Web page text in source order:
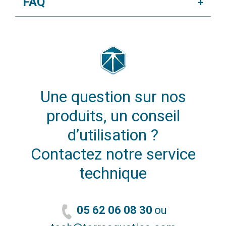
+
Une question sur nos
produits, un conseil
d’utilisation ?
Contactez notre service
technique
05 62 06 08 30 ou